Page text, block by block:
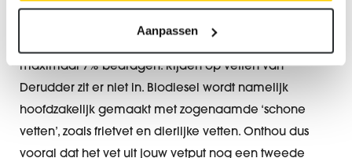
Aanpassen
maximaal 7% bedragen. Rijden op vetten van
Derudder zit er niet in. Biodiesel wordt namelijk
hoofdzakelijk gemaakt met zogenaamde ‘schone
vetten’, zoals frietvet en dierlijke vetten. Onthou dus
vooral dat het vet uit jouw vetput nog een tweede